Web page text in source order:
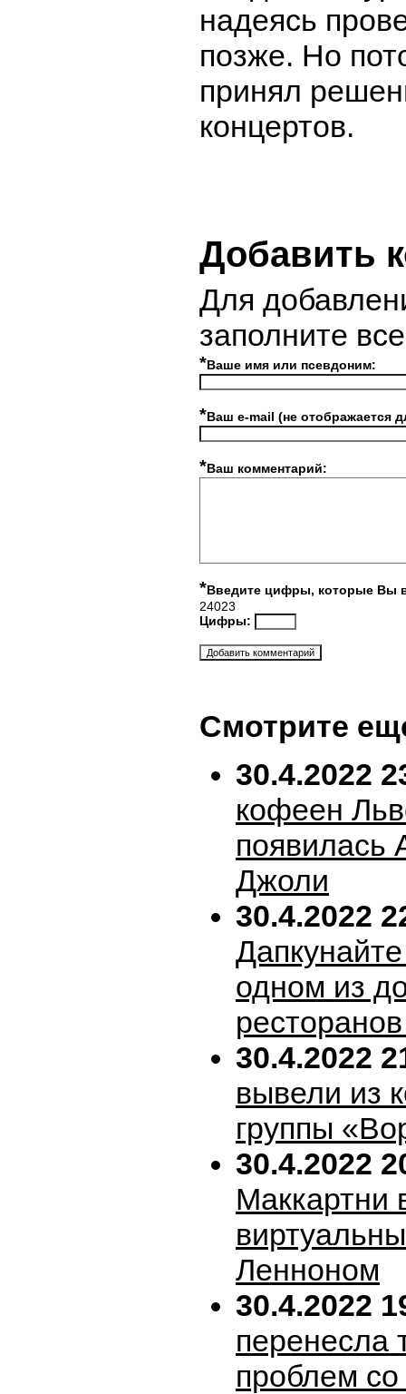
надеясь
позже. Но
принял
концертов.
Добавить
Для
заполните
*Ваше имя или псевдоним:
*Ваш e-mail (не отображается
*Ваш комментарий:
*Введите цифры, которые Вы
24023
Цифры:
Смотрите
30.4.2022
кофеен
появилась
Джоли
30.4.2022
одном из
30.4.2022
вывели из
группы
30.4.2022
Маккартни
Ленноном
30.4.2022
перенесла
проблем